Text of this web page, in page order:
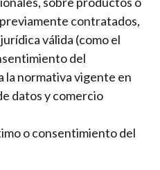
contratados,
válida (como el
del
la normativa vigente en
datos y comercio
o consentimiento del